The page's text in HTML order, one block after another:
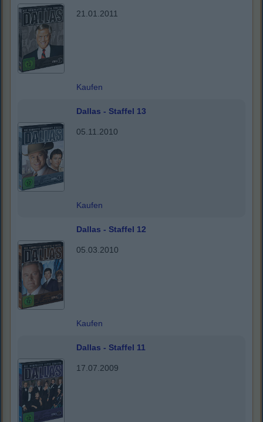
21.01.2011
Kaufen
Dallas - Staffel 13
05.11.2010
Kaufen
Dallas - Staffel 12
05.03.2010
Kaufen
Dallas - Staffel 11
17.07.2009